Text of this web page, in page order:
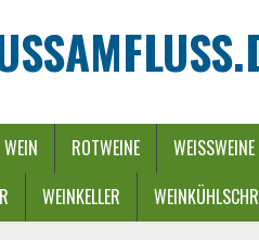
ROTWEINE WEISSWEINE
WEINKELLER